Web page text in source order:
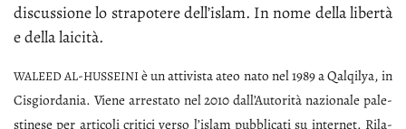
di­scus­sio­ne lo stra­po­te­re del­l’i­slam. In no­me del­la li­ber­tà
e del­la lai­ci­tà.
WA­LEED AL-HUS­SEI­NIè un at­ti­vi­sta ateo na­to nel 1989 a Qal­qi­lya, in
Ci­sgior­da­nia. Vie­ne ar­re­sta­to nel 2010 dal­l’Au­to­ri­tà na­zio­na­le pa­le­
sti­ne­se per ar­ti­co­li cri­ti­ci ver­so l’i­slam pub­bli­ca­ti su in­ter­net. Ri­la­